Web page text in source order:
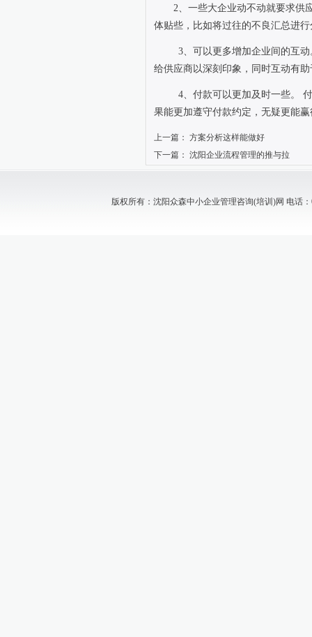
2 、一些大企业动不动就要求
体贴些，比如将过往的不良汇总进
3、可以更多增加企业间的互
给供应商以深刻印象，同时互动有
4、付款可以更加及时一些。
果能更加遵守付款约定，无疑更能
上一篇： 方案分析这样能做好
下一篇： 沈阳企业流程管理的推与拉
版权所有：沈阳众森中小企业管理咨询(培训)网 电话：